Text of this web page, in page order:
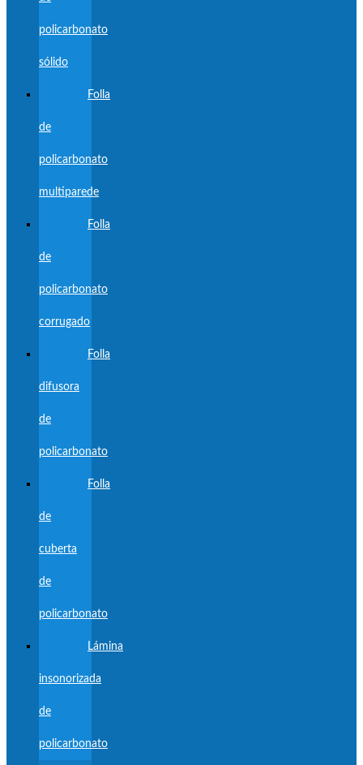
policarbonato
sólido
Folla
de
policarbonato
multiparede
Folla
de
policarbonato
corrugado
Folla
difusora
de
policarbonato
Folla
de
cuberta
de
policarbonato
Lámina
insonorizada
de
policarbonato